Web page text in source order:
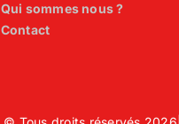
Qui sommes nous ?
Contact